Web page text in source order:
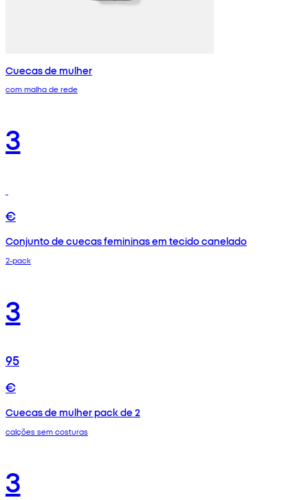
Cuecas de mulher
com malha de rede
3
€
Conjunto de cuecas femininas em tecido canelado
2-pack
3
95
€
Cuecas de mulher pack de 2
calções sem costuras
3